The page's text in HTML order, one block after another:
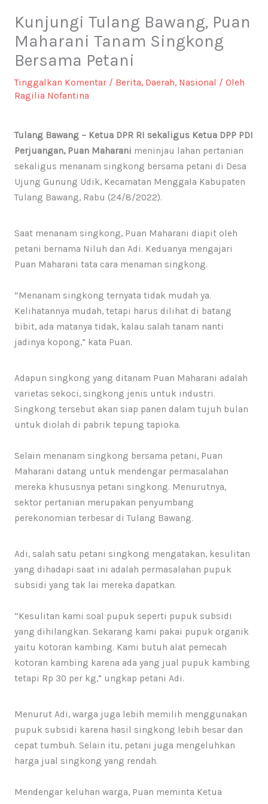
Kunjungi Tulang Bawang, Puan
Maharani Tanam Singkong
Bersama Petani
Tinggalkan Komentar / Berita, Daerah, Nasional / Oleh
Ragilia Nofantina
Tulang Bawang – Ketua DPR RI sekaligus Ketua DPP PDI
Perjuangan, Puan Maharani meninjau lahan pertanian
sekaligus menanam singkong bersama petani di Desa
Ujung Gunung Udik, Kecamatan Menggala Kabupaten
Tulang Bawang, Rabu (24/8/2022).
Saat menanam singkong, Puan Maharani diapit oleh
petani bernama Niluh dan Adi. Keduanya mengajari
Puan Maharani tata cara menaman singkong.
“Menanam singkong ternyata tidak mudah ya.
Kelihatannya mudah, tetapi harus dilihat di batang
bibit, ada matanya tidak, kalau salah tanam nanti
jadinya kopong,” kata Puan.
Adapun singkong yang ditanam Puan Maharani adalah
varietas sekoci, singkong jenis untuk industri.
Singkong tersebut akan siap panen dalam tujuh bulan
untuk diolah di pabrik tepung tapioka.
Selain menanam singkong bersama petani, Puan
Maharani datang untuk mendengar permasalahan
mereka khususnya petani singkong. Menurutnya,
sektor pertanian merupakan penyumbang
perekonomian terbesar di Tulang Bawang.
Adi, salah satu petani singkong mengatakan, kesulitan
yang dihadapi saat ini adalah permasalahan pupuk
subsidi yang tak lai mereka dapatkan.
“Kesulitan kami soal pupuk seperti pupuk subsidi
yang dihilangkan. Sekarang kami pakai pupuk organik
yaitu kotoran kambing. Kami butuh alat pemecah
kotoran kambing karena ada yang jual pupuk kambing
tetapi Rp 30 per kg,” ungkap petani Adi.
Menurut Adi, warga juga lebih memilih menggunakan
pupuk subsidi karena hasil singkong lebih besar dan
cepat tumbuh. Selain itu, petani juga mengeluhkan
harga jual singkong yang rendah.
Mendengar keluhan warga, Puan meminta Ketua